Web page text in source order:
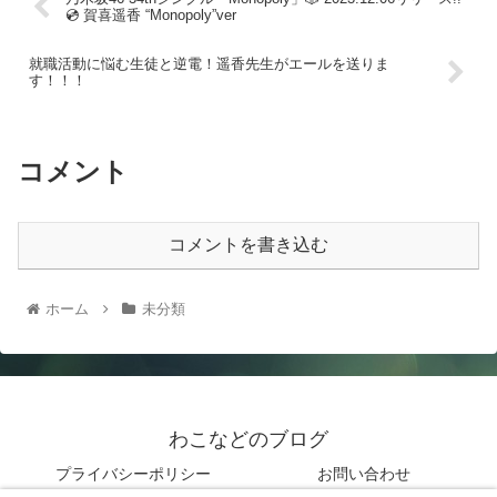
💿 賀喜遥香 “Monopoly”ver
就職活動に悩む生徒と逆電！遥香先生がエールを送りま
す！！！
コメント
コメントを書き込む
ホーム 未分類
わこなどのブログ
プライバシーポリシー お問い合わせ